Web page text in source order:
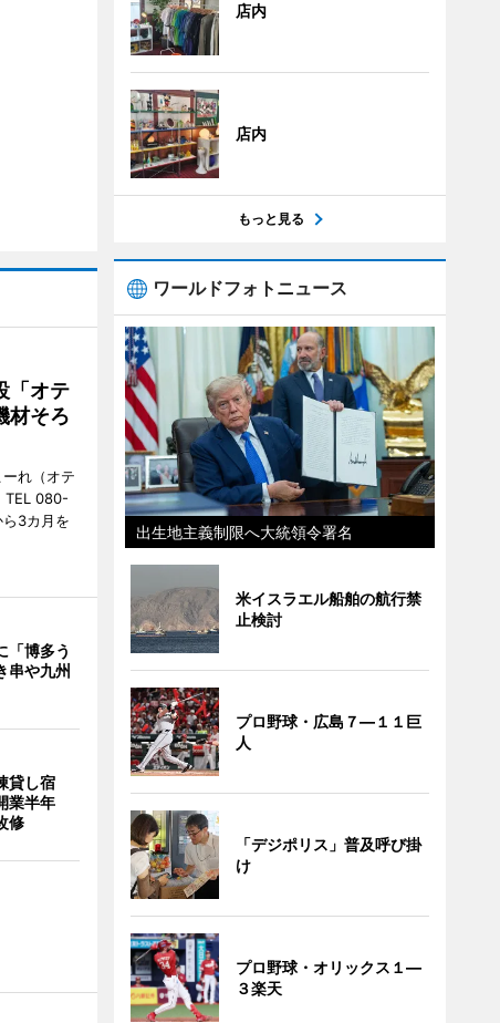
「オテ
材そろ
れ（オテ
TEL 080-
3カ月を
「博多う
や九州
貸し宿
業半年
修
店内
店内
もっと見る
ワールドフォトニュース
出生地主義制限へ大統領令署名
米イスラエル船舶の航行禁
止検討
プロ野球・広島７―１１巨
人
「デジポリス」普及呼び掛
け
プロ野球・オリックス１―
３楽天